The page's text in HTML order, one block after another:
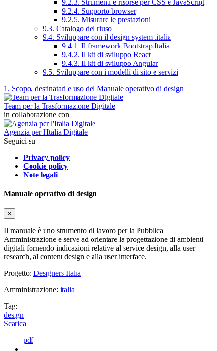
9.2.3. Strumenti e risorse per CSS e JavaScript
9.2.4. Supporto browser
9.2.5. Misurare le prestazioni
9.3. Catalogo del riuso
9.4. Sviluppare con il design system .italia
9.4.1. Il framework Bootstrap Italia
9.4.2. Il kit di sviluppo React
9.4.3. Il kit di sviluppo Angular
9.5. Sviluppare con i modelli di sito e servizi
1. Scopo, destinatari e uso del Manuale operativo di design
Team per la Trasformazione Digitale
in collaborazione con
Agenzia per l'Italia Digitale
Seguici su
Privacy policy
Cookie policy
Note legali
Manuale operativo di design
×
Il manuale è uno strumento di lavoro per la Pubblica
Amministrazione e serve ad orientare la progettazione di ambienti
digitali fornendo indicazioni relative al service design, alla user
research, al content design e alla user interface.
Progetto: Designers Italia
Amministrazione: italia
Tag:
design
Scarica
pdf